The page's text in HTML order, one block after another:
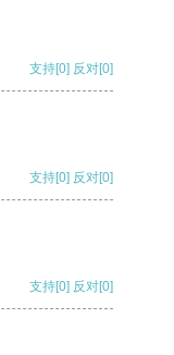
支持[0] 反对[0]
支持[0] 反对[0]
支持[0] 反对[0]